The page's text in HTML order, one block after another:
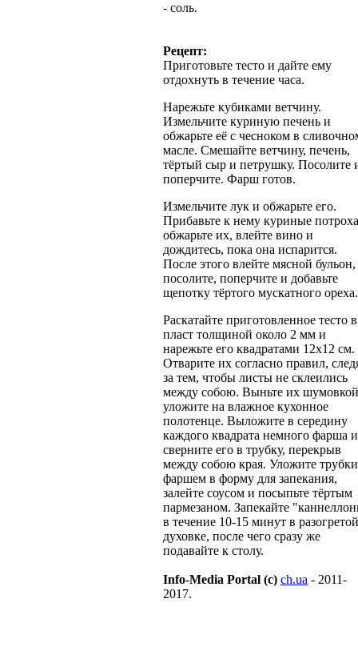
- соль.
Рецепт:
Приготовьте тесто и дайте ему
отдохнуть в течение часа.
Нарежьте кубиками ветчину.
Измельчите куриную печень и
обжарьте её с чесноком в
масле. Смешайте ветчину, печень,
тёртый сыр и петрушку. Посолите
поперчите. Фарш готов.
Измельчите лук и обжарьте его.
Прибавьте к нему куриные
обжарьте их, влейте вино и
дождитесь, пока она испарится.
После этого влейте мясной бульон,
посолите, поперчите и добавьте
щепотку тёртого мускатного ореха.
Раскатайте приготовленное тесто в
пласт толщиной около 2 мм и
нарежьте его квадратами 12х12 см.
Отварите их согласно правил,
за тем, чтобы листы не склеились
между собою. Выньте их
уложите на влажное кухонное
полотенце. Выложите в середину
каждого квадрата немного фарша и
сверните его в трубку, перекрыв
между собою края. Уложите
фаршем в форму для запекания,
залейте соусом и посыпьте тёртым
пармезаном. Запекайте
в течение 10-15 минут в разогретой
духовке, после чего сразу же
подавайте к столу.
Info-Media Portal (c) ch.ua - 2011-
2017.